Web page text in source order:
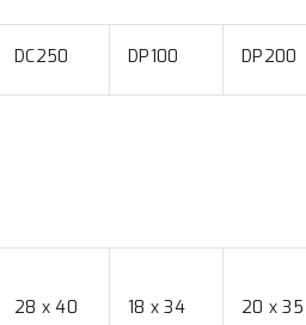
DC250 DP100 DP200
28 x 40
18 x 34
20 x 35